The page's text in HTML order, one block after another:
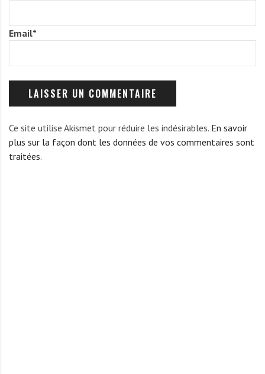
Email*
Ce site utilise Akismet pour réduire les indésirables. En savoir
plus sur la façon dont les données de vos commentaires sont
traitées.